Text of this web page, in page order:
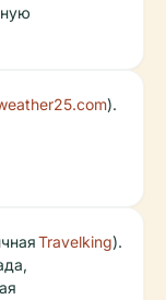
).
Travelking).